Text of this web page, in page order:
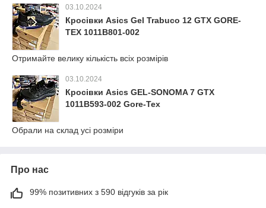
03.10.2024
Кросівки Asics Gel Trabuco 12 GTX GORE-
TEX 1011B801-002
Отримайте велику кількість всіх розмірів
03.10.2024
Кросівки Asics GEL-SONOMA 7 GTX
1011B593-002 Gore-Tex
Обрали на склад усі розміри
Про нас
99% позитивних з 590 відгуків за рік